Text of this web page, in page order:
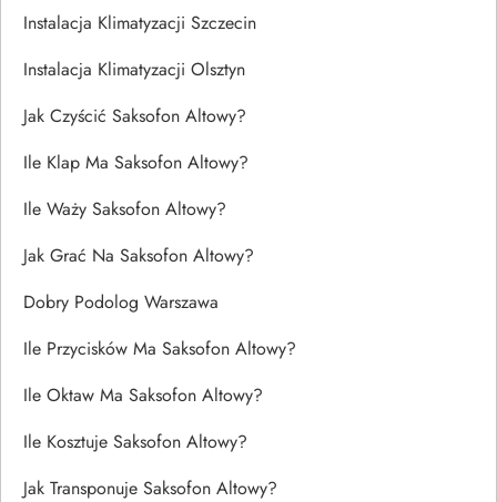
Instalacja Klimatyzacji Szczecin
Instalacja Klimatyzacji Olsztyn
Jak Czyścić Saksofon Altowy?
Ile Klap Ma Saksofon Altowy?
Ile Waży Saksofon Altowy?
Jak Grać Na Saksofon Altowy?
Dobry Podolog Warszawa
Ile Przycisków Ma Saksofon Altowy?
Ile Oktaw Ma Saksofon Altowy?
Ile Kosztuje Saksofon Altowy?
Jak Transponuje Saksofon Altowy?